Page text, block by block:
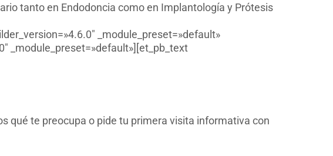
tanto en Endodoncia como en Implantología y Prótesis
_module_preset=»default»
_module_preset=»default»][et_pb_text
qué te preocupa o pide tu primera visita informativa con